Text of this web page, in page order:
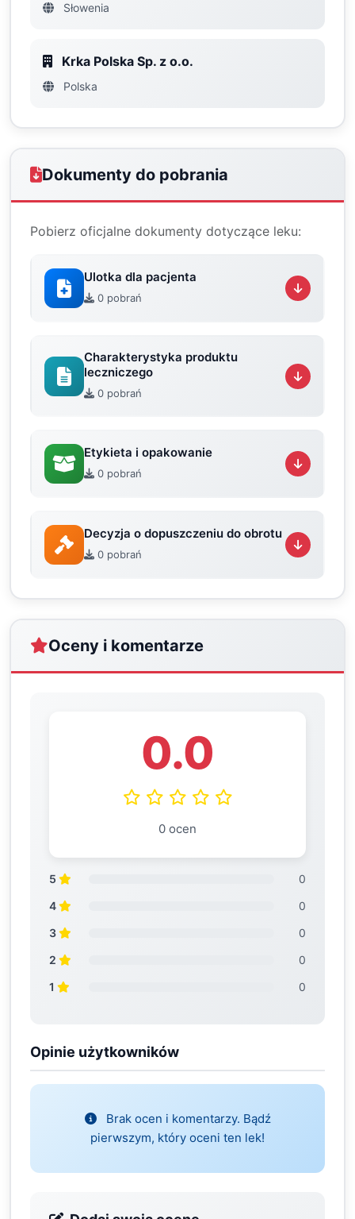
Słowenia
Krka Polska Sp. z o.o.
Polska
Dokumenty do pobrania
Pobierz oficjalne dokumenty dotyczące leku:
Ulotka dla pacjenta
0 pobrań
Charakterystyka produktu
leczniczego
0 pobrań
Etykieta i opakowanie
0 pobrań
Decyzja o dopuszczeniu do obrotu
0 pobrań
Oceny i komentarze
0.0
0 ocen
5
0
4
0
3
0
2
0
1
0
Opinie użytkowników
Brak ocen i komentarzy. Bądź
pierwszym, który oceni ten lek!